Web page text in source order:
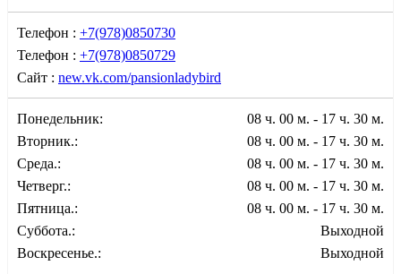
Телефон : +7(978)0850730
Телефон : +7(978)0850729
Сайт : new.vk.com/pansionladybird
Понедельник:
08 ч. 00 м. - 17 ч. 30 м.
Вторник.:
08 ч. 00 м. - 17 ч. 30 м.
Среда.:
08 ч. 00 м. - 17 ч. 30 м.
Четверг.:
08 ч. 00 м. - 17 ч. 30 м.
Пятница.:
08 ч. 00 м. - 17 ч. 30 м.
Суббота.:
Выходной
Воскресенье.:
Выходной